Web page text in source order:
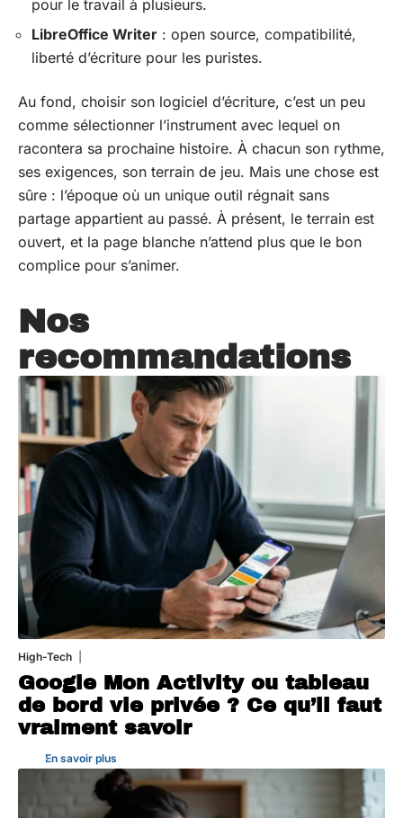
pour le travail à plusieurs.
LibreOffice Writer : open source, compatibilité,
liberté d’écriture pour les puristes.
Au fond, choisir son logiciel d’écriture, c’est un peu
comme sélectionner l’instrument avec lequel on
racontera sa prochaine histoire. À chacun son rythme,
ses exigences, son terrain de jeu. Mais une chose est
sûre : l’époque où un unique outil régnait sans
partage appartient au passé. À présent, le terrain est
ouvert, et la page blanche n’attend plus que le bon
complice pour s’animer.
Nos
recommandations
High-Tech
Google Mon Activity ou tableau
de bord vie privée ? Ce qu’il faut
vraiment savoir
En savoir plus